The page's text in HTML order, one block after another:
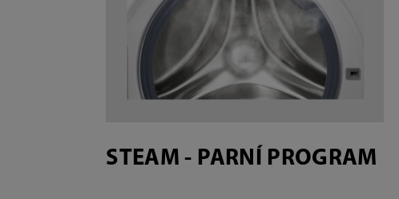
STEAM - PARNÍ PROGRAM